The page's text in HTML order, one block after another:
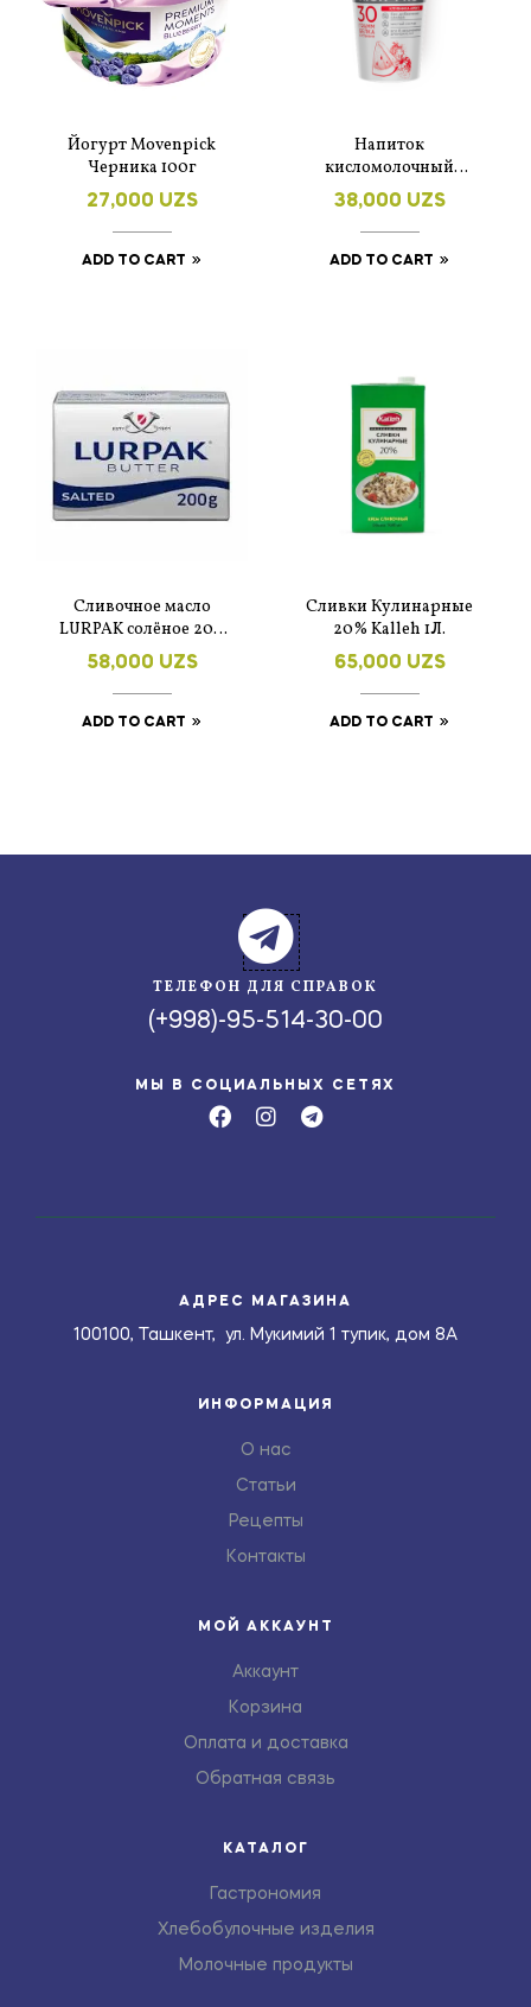
Йогурт Movenpick
Черника 100г
27,000 UZS
ADD TO CART
Напиток
кисломолочный
обезжиренный
Exponenta High-Pro
клубника-арбуз 250 г
38,000 UZS
ADD TO CART
Сливочное масло
LURPAK солёное 200
гр.
58,000 UZS
ADD TO CART
Сливки Кулинарные
20% Kalleh 1Л.
65,000 UZS
ADD TO CART
ТЕЛЕФОН ДЛЯ СПРАВОК
(+998)-95-514-30-00
МЫ В СОЦИАЛЬНЫХ СЕТЯХ
АДРЕС МАГАЗИНА
100100, Ташкент, ул. Мукимий 1 тупик, дом 8А
ИНФОРМАЦИЯ
О нас
Статьи
Рецепты
Контакты
МОЙ АККАУНТ
Аккаунт
Корзина
Оплата и доставка
Обратная связь
КАТАЛОГ
Гастрономия
Хлебобулочные изделия
Молочные продукты